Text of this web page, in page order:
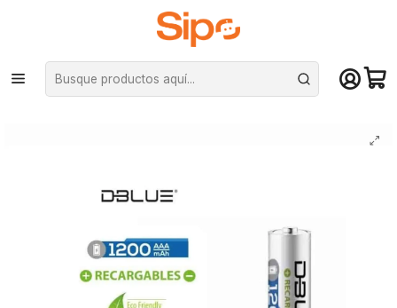
¡Compra hasta mediodía y recibe hoy! De lunes a sábado en el gran
Santiago. Envío gratis desde $29.990
Inicio Otras categorías Pilas
Pila recargable Dblue AAA de 1200mAh – niquel (DBPR2700T)